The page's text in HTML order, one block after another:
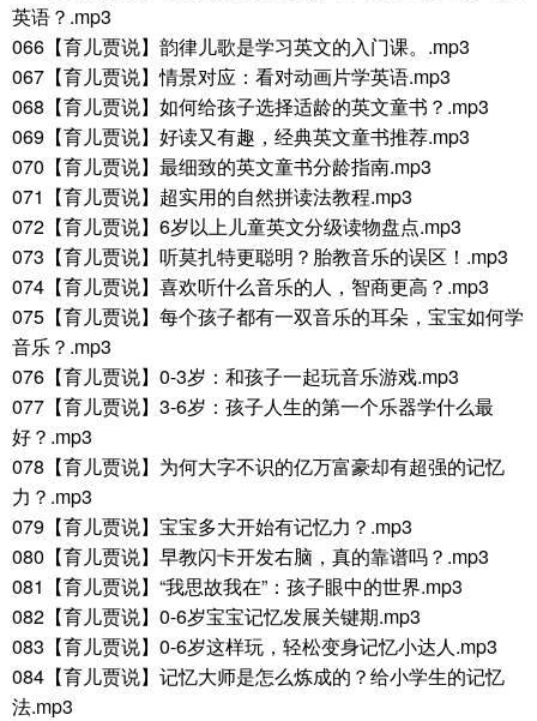
英语？.mp3
066【育儿贾说】韵律儿歌是学习英文的入门课。.mp3
067【育儿贾说】情景对应：看对动画片学英语.mp3
068【育儿贾说】如何给孩子选择适龄的英文童书？.mp3
069【育儿贾说】好读又有趣，经典英文童书推荐.mp3
070【育儿贾说】最细致的英文童书分龄指南.mp3
071【育儿贾说】超实用的自然拼读法教程.mp3
072【育儿贾说】6岁以上儿童英文分级读物盘点.mp3
073【育儿贾说】听莫扎特更聪明？胎教音乐的误区！.mp3
074【育儿贾说】喜欢听什么音乐的人，智商更高？.mp3
075【育儿贾说】每个孩子都有一双音乐的耳朵，宝宝如何学
音乐？.mp3
076【育儿贾说】0-3岁：和孩子一起玩音乐游戏.mp3
077【育儿贾说】3-6岁：孩子人生的第一个乐器学什么最
好？.mp3
078【育儿贾说】为何大字不识的亿万富豪却有超强的记忆
力？.mp3
079【育儿贾说】宝宝多大开始有记忆力？.mp3
080【育儿贾说】早教闪卡开发右脑，真的靠谱吗？.mp3
081【育儿贾说】“我思故我在”：孩子眼中的世界.mp3
082【育儿贾说】0-6岁宝宝记忆发展关键期.mp3
083【育儿贾说】0-6岁这样玩，轻松变身记忆小达人.mp3
084【育儿贾说】记忆大师是怎么炼成的？给小学生的记忆
法.mp3